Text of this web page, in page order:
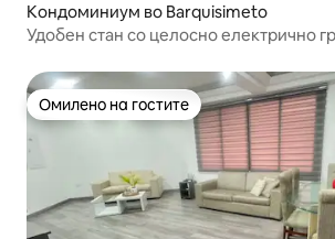
Кондоминиум во Barquisimeto
Удобен стан со целосно електрично
Омилено на гостите
Омилено на гостите